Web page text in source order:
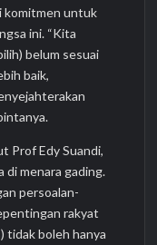
komitmen untuk
ini. “Kita
belum sesuai
baik,
Prof Edy Suandi,
di menara gading.
persoalan-
rakyat
tidak boleh hanya